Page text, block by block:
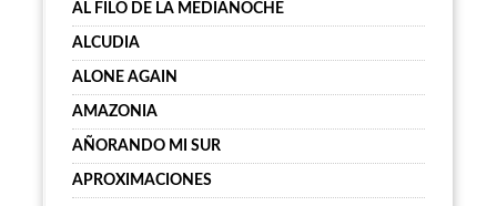
AL FILO DE LA MEDIANOCHE
ALCUDIA
ALONE AGAIN
AMAZONIA
AÑORANDO MI SUR
APROXIMACIONES